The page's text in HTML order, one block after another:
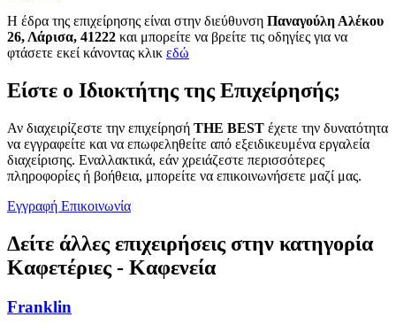
H έδρα της επιχείρησης είναι στην διεύθυνση Παναγούλη Αλέκου
26, Λάρισα, 41222 και μπορείτε να βρείτε τις οδηγίες για να
φτάσετε εκεί κάνοντας κλικ εδώ
Είστε ο Ιδιοκτήτης της Επιχείρησής;
Αν διαχειρίζεστε την επιχείρησή THE BEST έχετε την δυνατότητα
να εγγραφείτε και να επωφεληθείτε από εξειδικευμένα εργαλεία
διαχείρισης. Εναλλακτικά, εάν χρειάζεστε περισσότερες
πληροφορίες ή βοήθεια, μπορείτε να επικοινωνήσετε μαζί μας.
Εγγραφή Επικοινωνία
Δείτε άλλες επιχειρήσεις στην κατηγορία
Καφετέριες - Καφενεία
Franklin